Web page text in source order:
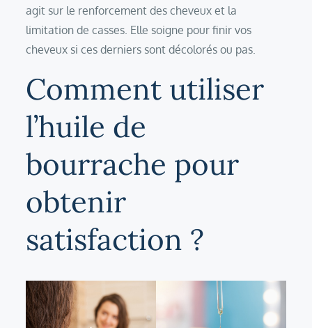
agit sur le renforcement des cheveux et la
limitation de casses. Elle soigne pour finir vos
cheveux si ces derniers sont décolorés ou pas.
Comment utiliser
l’huile de
bourrache pour
obtenir
satisfaction ?